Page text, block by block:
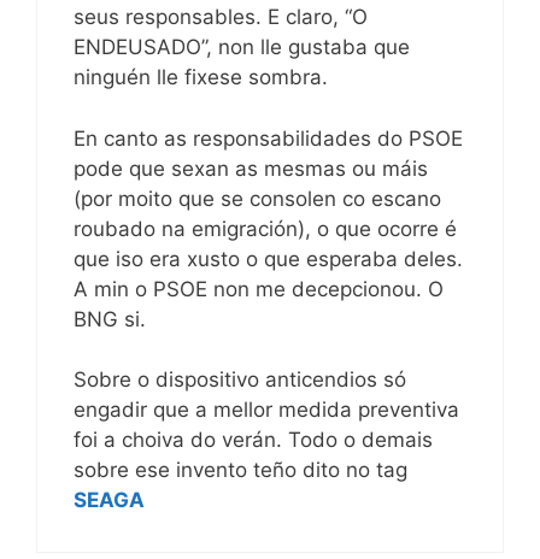
seus responsables. E claro, “O
ENDEUSADO”, non lle gustaba que
ninguén lle fixese sombra.
En canto as responsabilidades do PSOE
pode que sexan as mesmas ou máis
(por moito que se consolen co escano
roubado na emigración), o que ocorre é
que iso era xusto o que esperaba deles.
A min o PSOE non me decepcionou. O
BNG si.
Sobre o dispositivo anticendios só
engadir que a mellor medida preventiva
foi a choiva do verán. Todo o demais
sobre ese invento teño dito no tag
SEAGA